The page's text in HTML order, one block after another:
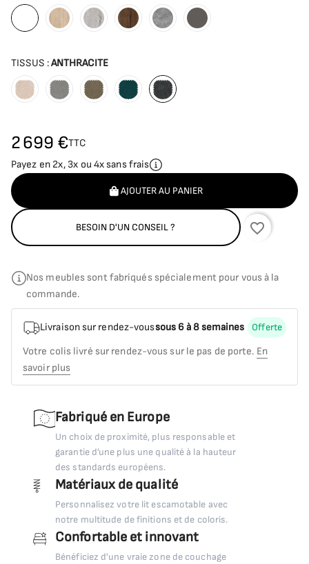
Blanc Bois naturel
Vintage Nogal Beton ciréAnthracite
TISSUS :ANTHRACITE
Crème Souris Désert Océan Anthracite
2 699 €TTC
Payez en 2x, 3x ou 4x sans frais
AJOUTER AU PANIER
BESOIN D'UN CONSEIL ? favorite_border
Nos meubles sont fabriqués spécialement pour vous à la
commande.
Livraison sur rendez-voussous 6 à 8 semaines Offerte
Votre colis livré sur rendez-vous sur le pas de porte. En
savoir plus
Fabriqué en Europe
Un choix de proximité, plus responsable et
garantie d’une plus une qualité à la hauteur
des standards européens.
Matériaux de qualité
Personnalisez votre lit escamotable avec
notre multitude de finitions et de coloris.
Confortable et innovant
Bénéficiez d'une vraie zone de couchage